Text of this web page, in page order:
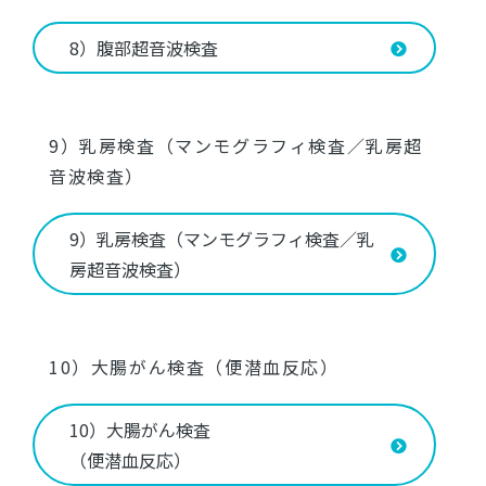
8）腹部超音波検査
9）乳房検査（マンモグラフィ検査／乳房超
音波検査）
9）乳房検査（マンモグラフィ検査／乳
房超音波検査）
10）大腸がん検査（便潜血反応）
10）大腸がん検査
（便潜血反応）